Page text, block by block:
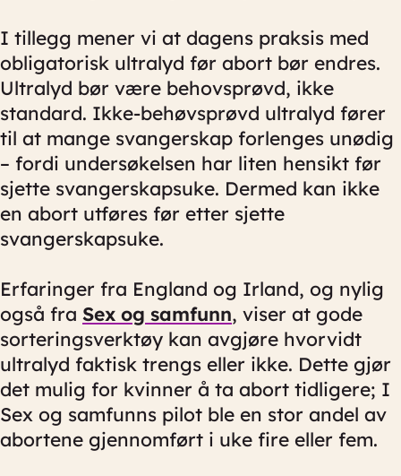
I tillegg mener vi at dagens praksis med
obligatorisk ultralyd før abort bør endres.
Ultralyd bør være behovsprøvd, ikke
standard. Ikke-behøvsprøvd ultralyd fører
til at mange svangerskap forlenges unødig
– fordi undersøkelsen har liten hensikt før
sjette svangerskapsuke. Dermed kan ikke
en abort utføres før etter sjette
svangerskapsuke.
Erfaringer fra England og Irland, og nylig
også fra Sex og samfunn, viser at gode
sorteringsverktøy kan avgjøre hvorvidt
ultralyd faktisk trengs eller ikke. Dette gjør
det mulig for kvinner å ta abort tidligere; I
Sex og samfunns pilot ble en stor andel av
abortene gjennomført i uke fire eller fem.